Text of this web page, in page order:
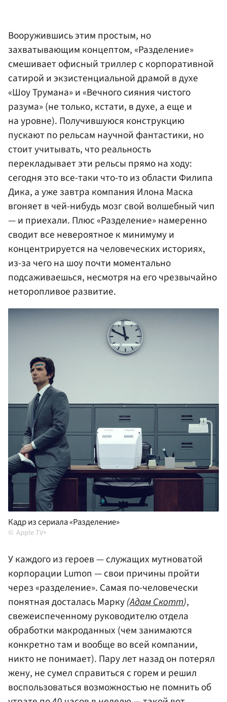
Вооружившись этим простым, но
захватывающим концептом, «Разделение»
смешивает офисный триллер с корпоративной
сатирой и экзистенциальной драмой в духе
«Шоу Трумана» и «Вечного сияния чистого
разума» (не только, кстати, в духе, а еще и
на уровне). Получившуюся конструкцию
пускают по рельсам научной фантастики, но
стоит учитывать, что реальность
перекладывает эти рельсы прямо на ходу:
сегодня это все-таки что-то из области Филипа
Дика, а уже завтра компания Илона Маска
вгоняет в чей-нибудь мозг свой волшебный чип
— и приехали. Плюс «Разделение» намеренно
сводит все невероятное к минимуму и
концентрируется на человеческих историях,
из-за чего на шоу почти моментально
подсаживаешься, несмотря на его чрезвычайно
неторопливое развитие.
Кадр из сериала «Разделение»
Apple TV+
У каждого из героев — служащих мутноватой
корпорации Lumon — свои причины пройти
через «разделение». Самая по-человечески
понятная досталась Марку(Адам Скотт),
свежеиспеченному руководителю отдела
обработки макроданных (чем занимаются
конкретно там и вообще во всей компании,
никто не понимает). Пару лет назад он потерял
жену, не сумел справиться с горем и решил
воспользоваться возможностью не помнить об